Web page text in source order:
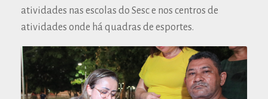
atividades nas escolas do Sesc e nos centros de
atividades onde há quadras de esportes.